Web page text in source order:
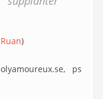
)
ps